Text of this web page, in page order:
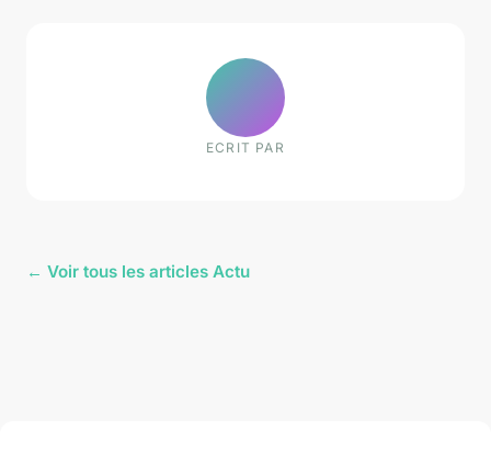
ECRIT PAR
← Voir tous les articles Actu